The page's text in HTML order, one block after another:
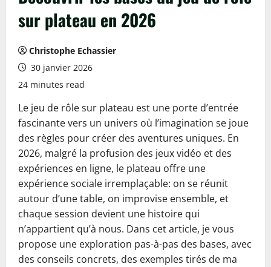
sur plateau en 2026
Christophe Echassier
30 janvier 2026
24 minutes read
Le jeu de rôle sur plateau est une porte d’entrée
fascinante vers un univers où l’imagination se joue
des règles pour créer des aventures uniques. En
2026, malgré la profusion des jeux vidéo et des
expériences en ligne, le plateau offre une
expérience sociale irremplaçable: on se réunit
autour d’une table, on improvise ensemble, et
chaque session devient une histoire qui
n’appartient qu’à nous. Dans cet article, je vous
propose une exploration pas-à-pas des bases, avec
des conseils concrets, des exemples tirés de ma